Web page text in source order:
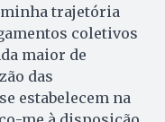
trajetória
coletivos
maior de
das
estabelecem na